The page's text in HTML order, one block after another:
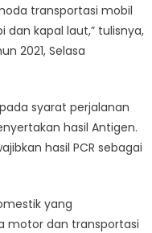
transportasi mobil
dan kapal laut,” tulisnya,
2021, Selasa
syarat perjalanan
hasil Antigen.
hasil PCR sebagai
yang
motor dan transportasi